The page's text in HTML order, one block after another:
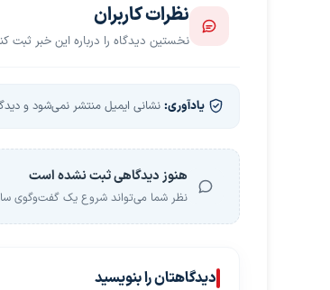
نظرات کاربران
نخستین دیدگاه را درباره این خبر ثبت
یادآوری: نشانی ایمیل منتشر نمی‌شود و
هنوز دیدگاهی ثبت نشده است
نظر شما می‌تواند شروع یک گفت‌وگوی
دیدگاهتان را بنویسید